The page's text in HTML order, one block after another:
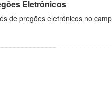
Eletrônicos
de pregões eletrônicos no